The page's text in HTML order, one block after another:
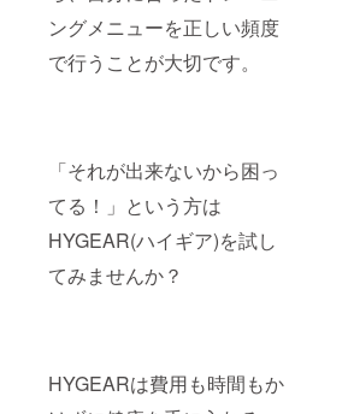
ングメニューを正しい頻度
で行うことが大切です。
「それが出来ないから困っ
てる！」という方は
HYGEAR(ハイギア)を試し
てみませんか？
HYGEARは費用も時間もか